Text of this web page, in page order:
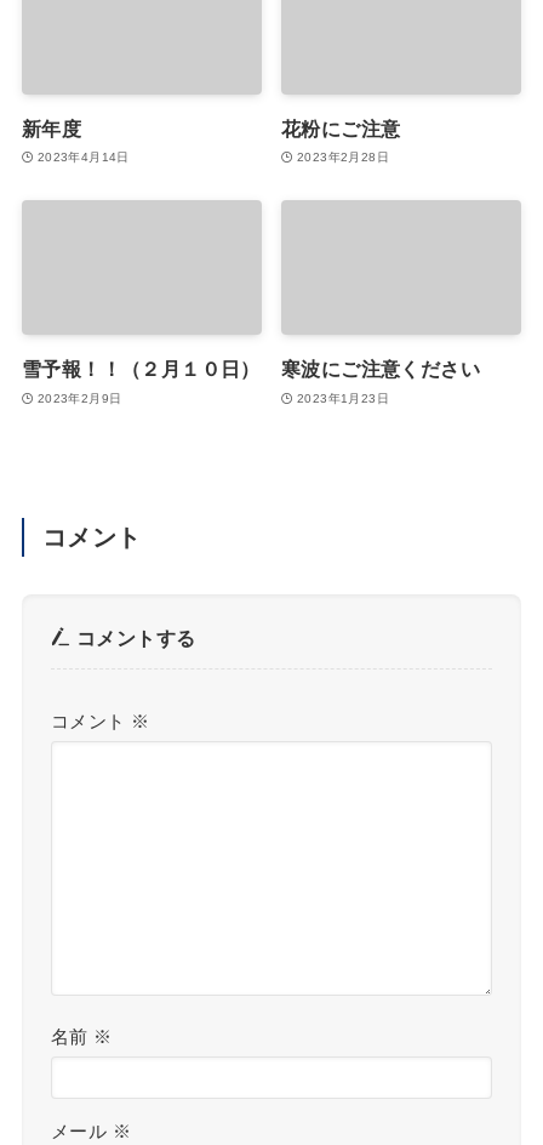
新年度
2023年4月14日
花粉にご注意
2023年2月28日
雪予報！！（２月１０日）
2023年2月9日
寒波にご注意ください
2023年1月23日
コメント
コメントする
コメント ※
名前 ※
メール ※